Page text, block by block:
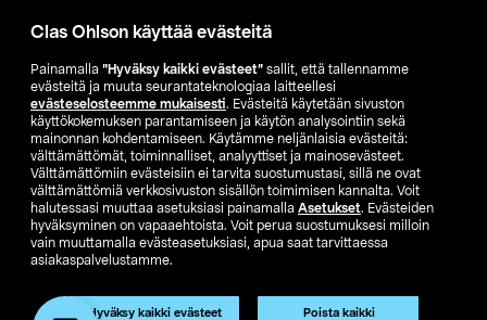
Clas Ohlson käyttää evästeitä
Painamalla ”Hyväksy kaikki evästeet” sallit, että tallennamme
evästeitä ja muuta seurantateknologiaa laitteellesi
evästeselosteemme mukaisesti. Evästeitä käytetään sivuston
käyttökokemuksen parantamiseen ja käytön analysointiin sekä
mainonnan kohdentamiseen. Käytämme neljänlaisia evästeitä:
välttämättömät, toiminnalliset, analyyttiset ja mainosevästeet.
Välttämättömiin evästeisiin ei tarvita suostumustasi, sillä ne ovat
välttämättömiä verkkosivuston sisällön toimimisen kannalta. Voit
halutessasi muuttaa asetuksiasi painamalla Asetukset. Evästeiden
hyväksyminen on vapaaehtoista. Voit perua suostumuksesi milloin
vain muuttamalla evästeasetuksiasi, apua saat tarvittaessa
asiakaspalvelustamme.
Hyväksy kaikki evästeet Poista kaikki
Etsi myymälä
SE NO FI
FI SV
Näytä hinnat ilman ALV:a